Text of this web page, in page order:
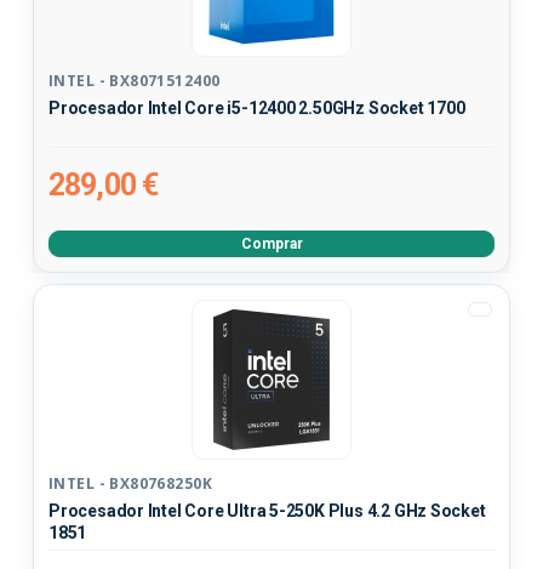
INTEL - BX8071512400
Procesador Intel Core i5-12400 2.50GHz Socket 1700
289,00 €
Comprar
INTEL - BX80768250K
Procesador Intel Core Ultra 5-250K Plus 4.2 GHz Socket
1851